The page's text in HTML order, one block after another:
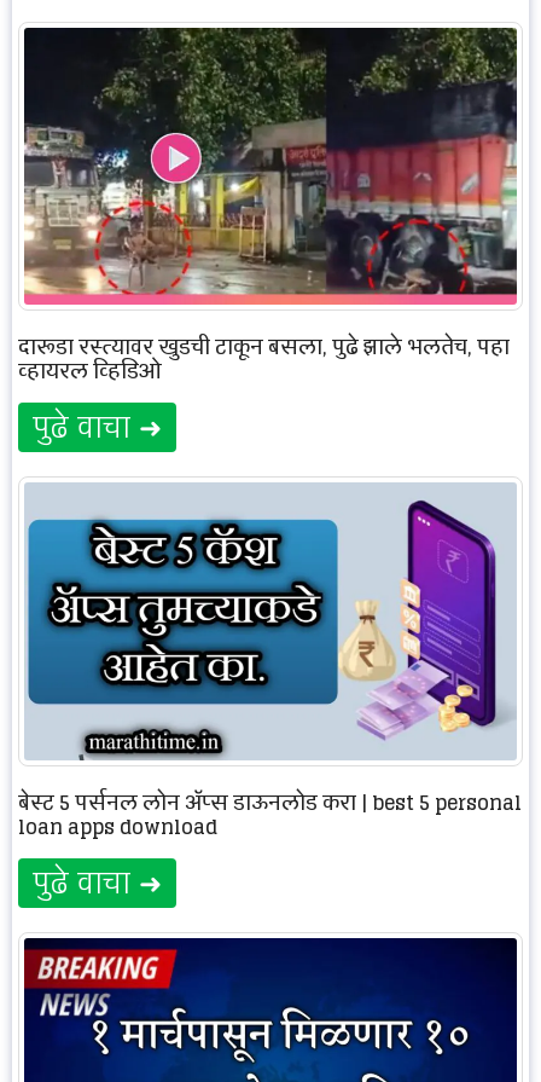
दारूडा रस्त्यावर खुडची टाकून बसला, पुढे झाले भलतेच, पहा
व्हायरल व्हिडिओ
पुढे वाचा ➜
बेस्ट 5 पर्सनल लोन ॲप्स डाऊनलोड करा | best 5 personal
loan apps download
पुढे वाचा ➜